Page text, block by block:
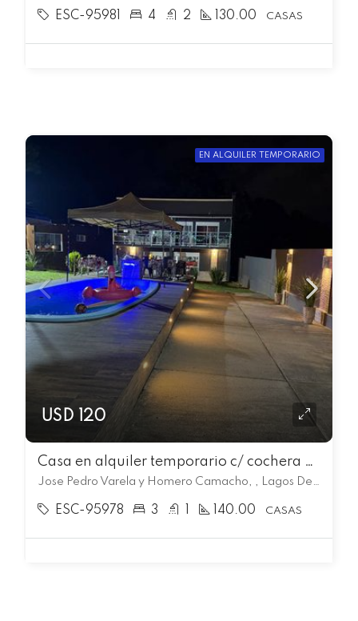
ESC-95981 4 2 130.00 CASAS
EN ALQUILER TEMPORARIO
USD 120
Casa en alquiler temporario c/ cochera en Lagos Del Norte
Jose Pedro Varela y Homero Camacho, , Lagos Del Norte
ESC-95978 3 140.00 CASAS